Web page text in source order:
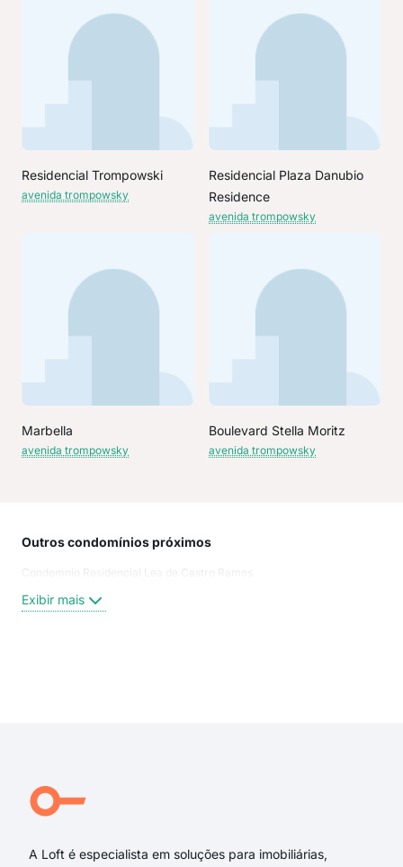
Residencial Trompowski
avenida trompowsky
Residencial Plaza Danubio
Residence
avenida trompowsky
Marbella
avenida trompowsky
Boulevard Stella Moritz
avenida trompowsky
Outros condomínios próximos
Condomnio Residencial Lea de Castro Ramos
Exibir mais
A Loft é especialista em soluções para imobiliárias,